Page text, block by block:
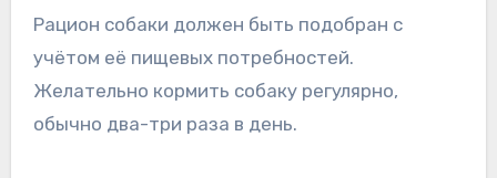
Рацион собаки должен быть подобран с
учётом её пищевых потребностей.
Желательно кормить собаку регулярно,
обычно два-три раза в день.